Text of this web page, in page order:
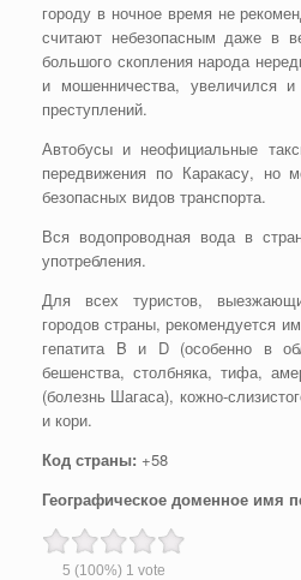
городу в ночное время не
считают небезопасным даже в
большого скопления народа
и мошенничества, увеличился и
преступлений.
Автобусы и неофициальные
передвижения по Каракасу, но
безопасных видов транспорта.
Вся водопроводная вода в
употребления.
Для всех туристов,
городов страны, рекомендуется
гепатита B и D (особенно в
бешенства, столбняка, тифа,
(болезнь Шагаса), кожно-
и кори.
Код страны: +58
Географическое доменное имя
5 (100%) 1 vote